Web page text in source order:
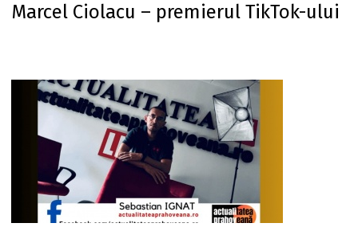
Marcel Ciolacu – premierul TikTok-ului